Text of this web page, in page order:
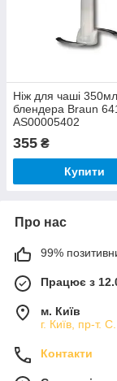
Ніж для чаші 350мл
блендера Braun
AS00005402
355 ₴
Купити
Про нас
99%
Працює з
м. Київ
г. Київ, пр-т.
Контакти